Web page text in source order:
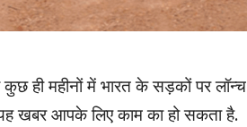
ही महीनों में भारत के सड़कों पर लॉन्च
खबर आपके लिए काम का हो सकता है.